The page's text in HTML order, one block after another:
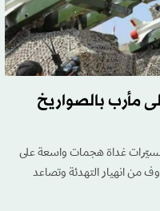
مأرب بالصواريخ
غداة هجمات واسعة على
من انهيار التهدئة وتصاعد